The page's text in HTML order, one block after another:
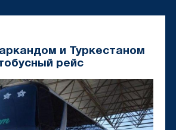
и Туркестаном
рейс